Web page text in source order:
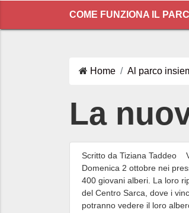
COME FUNZIONA IL
Home Al parco
La
Scritto da Tiziana Taddeo
Domenica 2 ottobre nei
400 giovani alberi. La loro
del Centro Sarca, dove i
potranno vedere il loro